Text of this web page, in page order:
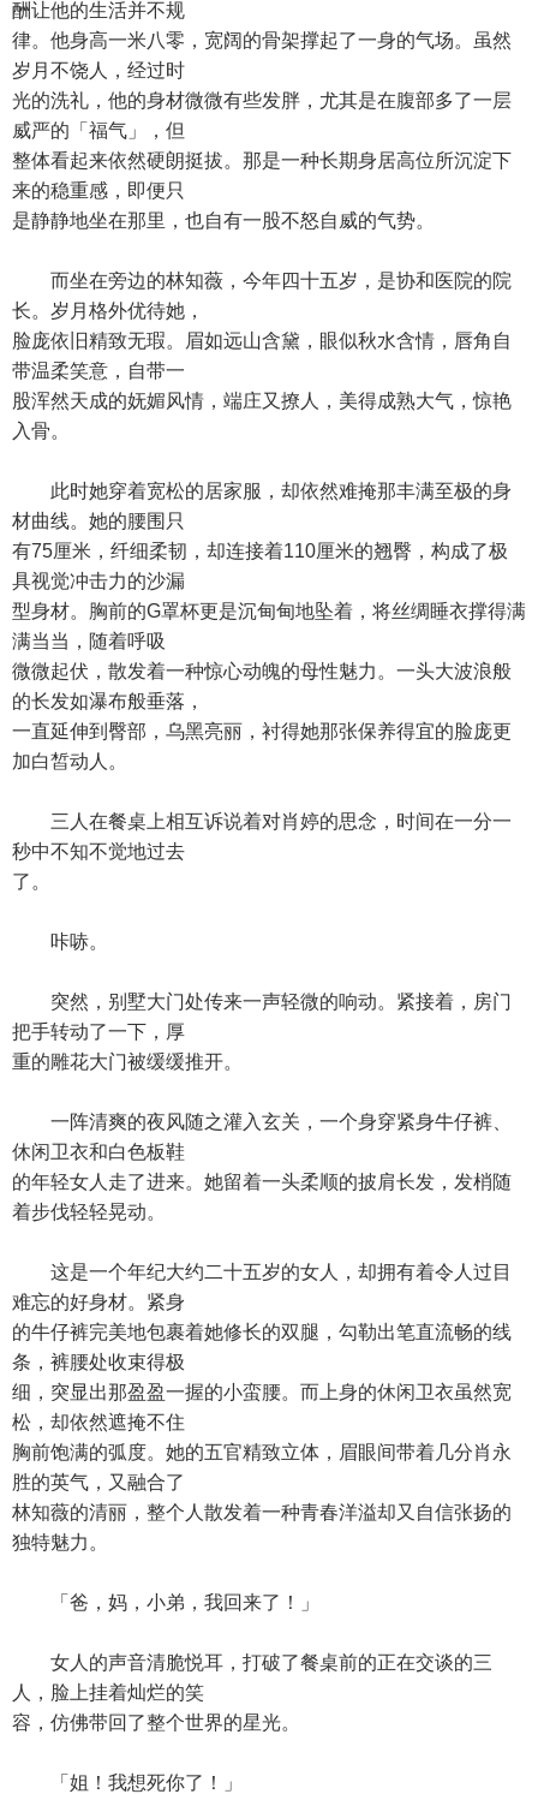
酬让他的生活并不规
律。他身高一米八零，宽阔的骨架撑起了一身的气场。虽然
岁月不饶人，经过时
光的洗礼，他的身材微微有些发胖，尤其是在腹部多了一层
威严的「福气」，但
整体看起来依然硬朗挺拔。那是一种长期身居高位所沉淀下
来的稳重感，即便只
是静静地坐在那里，也自有一股不怒自威的气势。
而坐在旁边的林知薇，今年四十五岁，是协和医院的院
长。岁月格外优待她，
脸庞依旧精致无瑕。眉如远山含黛，眼似秋水含情，唇角自
带温柔笑意，自带一
股浑然天成的妩媚风情，端庄又撩人，美得成熟大气，惊艳
入骨。
此时她穿着宽松的居家服，却依然难掩那丰满至极的身
材曲线。她的腰围只
有75厘米，纤细柔韧，却连接着110厘米的翘臀，构成了极
具视觉冲击力的沙漏
型身材。胸前的G罩杯更是沉甸甸地坠着，将丝绸睡衣撑得满
满当当，随着呼吸
微微起伏，散发着一种惊心动魄的母性魅力。一头大波浪般
的长发如瀑布般垂落，
一直延伸到臀部，乌黑亮丽，衬得她那张保养得宜的脸庞更
加白皙动人。
三人在餐桌上相互诉说着对肖婷的思念，时间在一分一
秒中不知不觉地过去
了。
咔哧。
突然，别墅大门处传来一声轻微的响动。紧接着，房门
把手转动了一下，厚
重的雕花大门被缓缓推开。
一阵清爽的夜风随之灌入玄关，一个身穿紧身牛仔裤、
休闲卫衣和白色板鞋
的年轻女人走了进来。她留着一头柔顺的披肩长发，发梢随
着步伐轻轻晃动。
这是一个年纪大约二十五岁的女人，却拥有着令人过目
难忘的好身材。紧身
的牛仔裤完美地包裹着她修长的双腿，勾勒出笔直流畅的线
条，裤腰处收束得极
细，突显出那盈盈一握的小蛮腰。而上身的休闲卫衣虽然宽
松，却依然遮掩不住
胸前饱满的弧度。她的五官精致立体，眉眼间带着几分肖永
胜的英气，又融合了
林知薇的清丽，整个人散发着一种青春洋溢却又自信张扬的
独特魅力。
「爸，妈，小弟，我回来了！」
女人的声音清脆悦耳，打破了餐桌前的正在交谈的三
人，脸上挂着灿烂的笑
容，仿佛带回了整个世界的星光。
「姐！我想死你了！」